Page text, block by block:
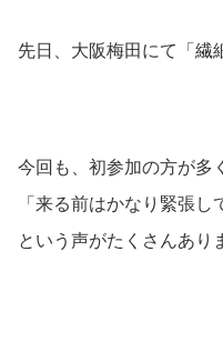
先日、大阪梅田にて「繊
今回も、初参加の方が多
「来る前はかなり緊張し
という声がたくさんあり